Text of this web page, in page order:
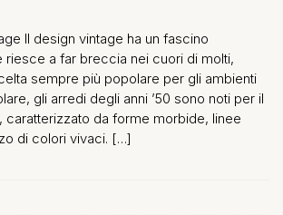
Il design vintage ha un fascino
riesce a far breccia nei cuori di molti,
sempre più popolare per gli ambienti
gli arredi degli anni ’50 sono noti per il
caratterizzato da forme morbide, linee
di colori vivaci. […]